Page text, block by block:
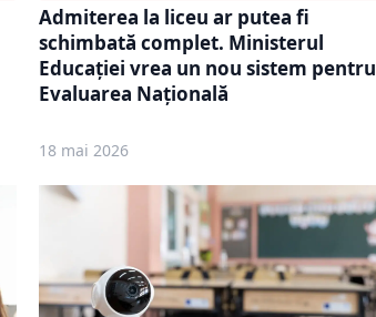
Admiterea la liceu ar putea fi
schimbată complet. Ministerul
Educației vrea un nou sistem pentru
Evaluarea Națională
18 mai 2026